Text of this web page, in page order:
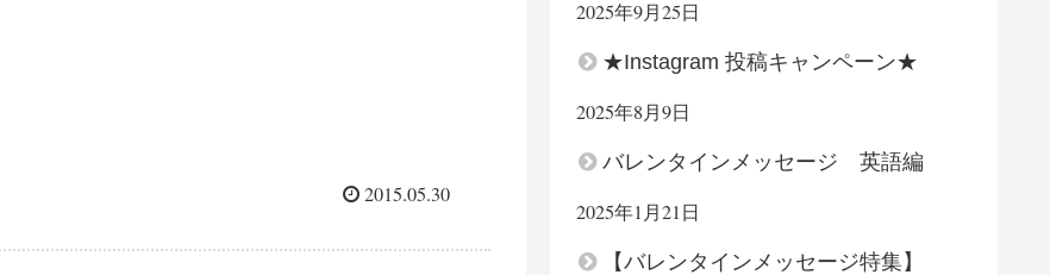
2015.05.30
2025年9月25日
★Instagram 投稿キャンペーン★
2025年8月9日
バレンタインメッセージ 英語編
2025年1月21日
【バレンタインメッセージ特集】